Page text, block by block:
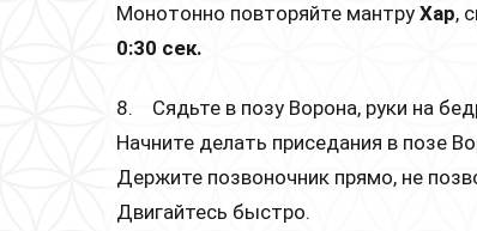
Монотонно повторяйте мантру Хар,
0:30 сек.
8. Сядьте в позу Ворона, руки на
Начните делать приседания в позе
Держите позвоночник прямо, не
Двигайтесь быстро.